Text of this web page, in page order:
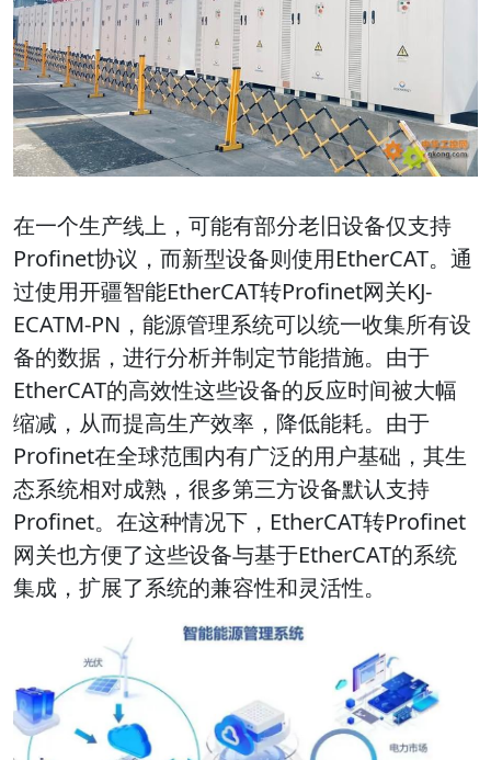
在一个生产线上，可能有部分老旧设备仅支持
Profinet协议，而新型设备则使用EtherCAT。通
过使用开疆智能EtherCAT转Profinet网关KJ-
ECATM-PN，能源管理系统可以统一收集所有设
备的数据，进行分析并制定节能措施。由于
EtherCAT的高效性这些设备的反应时间被大幅
缩减，从而提高生产效率，降低能耗。由于
Profinet在全球范围内有广泛的用户基础，其生
态系统相对成熟，很多第三方设备默认支持
Profinet。在这种情况下，EtherCAT转Profinet
网关也方便了这些设备与基于EtherCAT的系统
集成，扩展了系统的兼容性和灵活性。